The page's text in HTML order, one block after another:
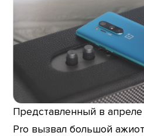
Представленный в
Pro вызвал большой